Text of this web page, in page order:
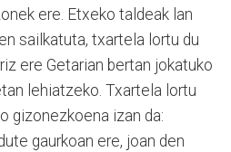
ere. Etxeko taldeak lan
sailkatuta, txartela lortu du
ere Getarian bertan jokatuko
lehiatzeko. Txartela lortu
gizonezkoena izan da:
gaurkoan ere, joan den